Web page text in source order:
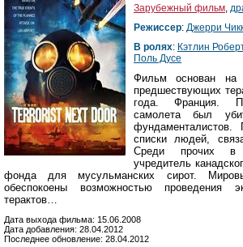
Зарубежный фильм,
Режиссер: Джерри
В ролях: Кэтлин
Поль Дусе
Фильм основан на
предшествующих
года. Франция.
самолета был
списки людей,
Среди прочих в
учредитель
фонда для мусульманских сирот.
обеспокоены возможностью проведения
терактов…
Дата выхода фильма: 15.06.2008
Дата добавления: 28.04.2012
Последнее обновление: 28.04.2012